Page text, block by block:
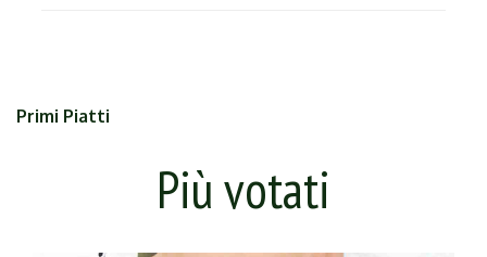
Primi Piatti
Più votati